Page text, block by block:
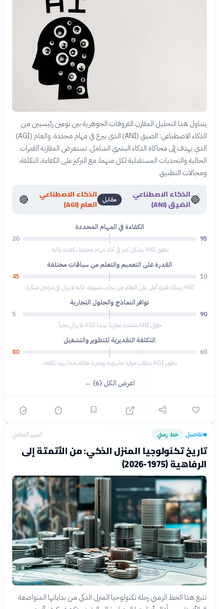
يتناول هذا التحليل المقارن الفروقات الجوهرية بين نوعين رئيسيين من
الذكاء الاصطناعي: الضيق (ANI) الذي يبرع في مهام محددة، والعام (AGI)
الذي يهدف إلى محاكاة الذكاء البشري الشامل. تستعرض المقارنة القدرات
الحالية والتحديات المستقبلية لكل منهما، مع التركيز على الكفاءة، التكلفة،
ومجالات التطبيق.
🔵الذكاء الاصطناعي
الضيق (ANI)
مقابل
الذكاء الاصطناعي
العام (AGI)
🔴
الكفاءة في المهام المحددة
95
20
يتفوق ANI بشكل كبير في أداء مهام محددة بكفاءة عالية.
القدرة على التعميم والتعلم من سياقات مختلفة
10
45
AGI يمتلك قدرة أعلى على التعلم من تجارب متنوعة، لكنه لا يزال في مراحل مبكرة.
توافر النماذج والحلول التجارية
90
5
حلول ANI منتشرة تجارياً، بينما AGI لا يزال بحثياً.
التكلفة التقديرية للتطوير والتشغيل
60
80
تطوير AGI يتطلب موارد حاسوبية وبشرية هائلة، مما يزيد تكلفته.
اعرض الكل (6) ←
تفاصيل› خط زمني الشهر الماضي
تاريخ تكنولوجيا المنزل الذكي: من الأتمتة إلى
الرفاهية (1975-2026)
تتبع هذا الخط الزمني رحلة تكنولوجيا المنزل الذكي من بداياتها المتواضعة